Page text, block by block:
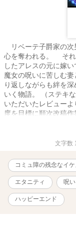
リベーテ子爵家の次
心を奪われる。 それ
したアレスの元に嫁
魔女の呪いに苦しむ
り返しながらも絆を
いく物語。 （ステキ
いただいたレビュー
度を目標に順次改稿
しております。ご迷
できるよう邁進した
「☆」がついている
更新しております。
文字数
コミュ障の残念なイケ
エタニティ 呪い
ハッピーエンド